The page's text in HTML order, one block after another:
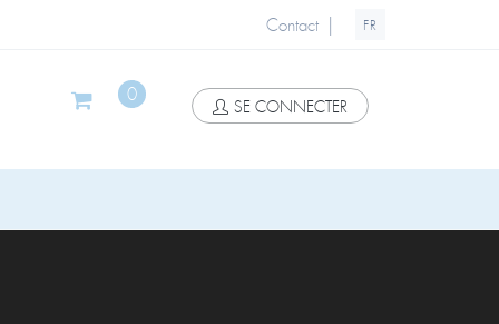
Contact | FR
0
SE CONNECTER